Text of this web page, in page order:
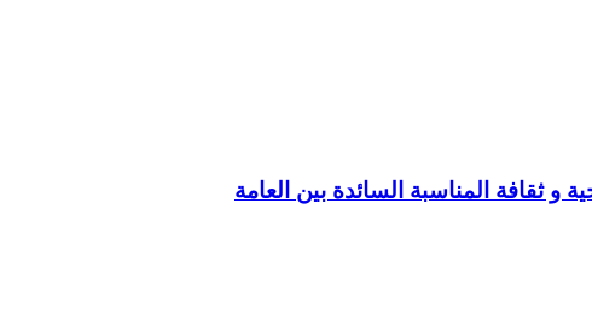
و ثقافة المناسبة السائدة بين العامة